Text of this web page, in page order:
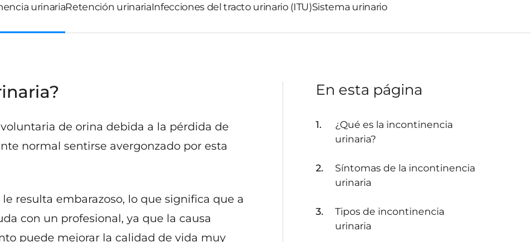
urinariaRetención urinariaInfecciones del tracto urinario (ITU)Sistema urinario
de orina debida a la pérdida de
normal sentirse avergonzado por esta
resulta embarazoso, lo que significa que a
con un profesional, ya que la causa
puede mejorar la calidad de vida muy
En esta página
¿Qué es la incontinencia
urinaria?
Síntomas de la incontinencia
urinaria
Tipos de incontinencia
urinaria